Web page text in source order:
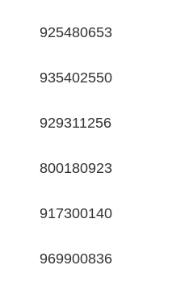
925480653
935402550
929311256
800180923
917300140
969900836